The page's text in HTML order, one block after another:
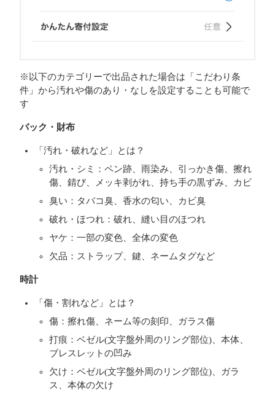
※以下のカテゴリーで出品された場合は「こだわり条
件」から汚れや傷のあり・なしを設定することも可能で
す
バック・財布
「汚れ・破れなど」とは？
汚れ・シミ：ペン跡、雨染み、引っかき傷、擦れ
傷、錆び、メッキ剥がれ、持ち手の黒ずみ、カビ
臭い：タバコ臭、香水の匂い、カビ臭
破れ・ほつれ：破れ、縫い目のほつれ
ヤケ：一部の変色、全体の変色
欠品：ストラップ、鍵、ネームタグなど
時計
「傷・割れなど」とは？
傷：擦れ傷、ネーム等の刻印、ガラス傷
打痕：ベゼル(文字盤外周のリング部位)、本体、
ブレスレットの凹み
欠け：ベゼル(文字盤外周のリング部位)、ガラ
ス、本体の欠け